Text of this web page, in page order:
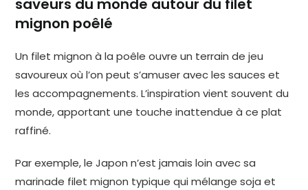
saveurs du monde autour du filet
mignon poêlé
Un filet mignon à la poêle ouvre un terrain de jeu
savoureux où l’on peut s’amuser avec les sauces et
les accompagnements. L’inspiration vient souvent du
monde, apportant une touche inattendue à ce plat
raffiné.
Par exemple, le Japon n’est jamais loin avec sa
marinade filet mignon typique qui mélange soja et